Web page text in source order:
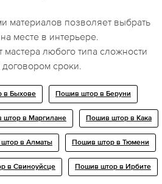
материалов позволяет выбрать
месте в интерьере.
любого типа сложности
сроки.
в Быхове Пошив штор в Беруни
штор в Маргилане Пошив штор в Кака
в Алматы Пошив штор в Тюмени
в Свиноуйсце Пошив штор в Ирбите